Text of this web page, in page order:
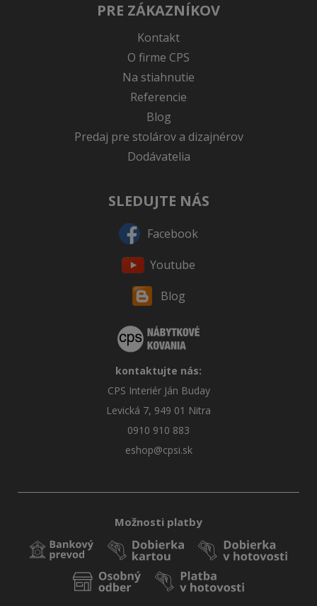
PRE ZÁKAZNÍKOV
Kontakt
O firme CPS
Na stiahnutie
Referencie
Blog
Predaj pre stolárov a dizajnérov
Dodávatelia
SLEDUJTE NÁS
Facebook
Youtube
Blog
kontaktujte nás:
CPS Interiér Ján Buday
Levická 7, 949 01 Nitra
0910 910 883
eshop@cpsi.sk
Možnosti platby